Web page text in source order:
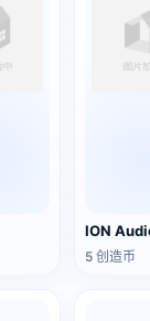
5 创造币